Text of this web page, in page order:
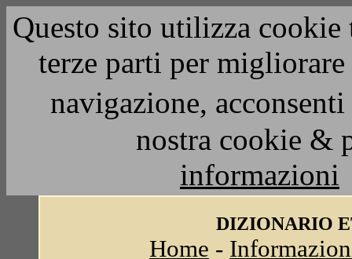
Questo sito utilizza
terze parti per
navigazione,
nostra cookie &
informazioni
DIZIONARIO
Home -